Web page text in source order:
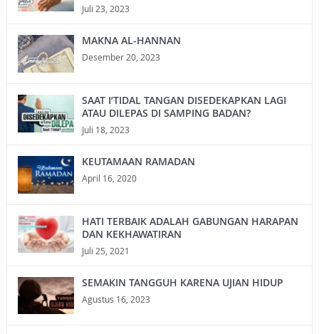
Juli 23, 2023
MAKNA AL-HANNAN
Desember 20, 2023
SAAT I’TIDAL TANGAN DISEDEKAPKAN LAGI
ATAU DILEPAS DI SAMPING BADAN?
Juli 18, 2023
KEUTAMAAN RAMADAN
April 16, 2020
HATI TERBAIK ADALAH GABUNGAN HARAPAN
DAN KEKHAWATIRAN
Juli 25, 2021
SEMAKIN TANGGUH KARENA UJIAN HIDUP
Agustus 16, 2023